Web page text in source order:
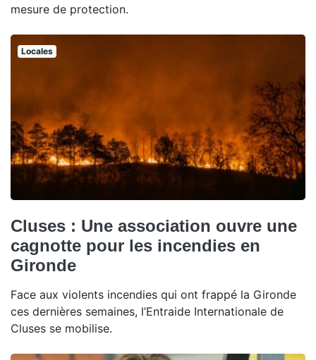
mesure de protection.
Locales
Cluses : Une association ouvre une
cagnotte pour les incendies en
Gironde
Face aux violents incendies qui ont frappé la Gironde
ces dernières semaines, l’Entraide Internationale de
Cluses se mobilise.